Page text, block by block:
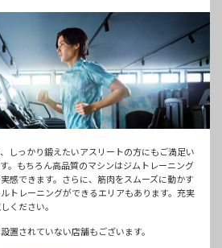
しっかり鍛えたいアスリートの方にもご満足い
。もちろん高品質のマシンはジムトレーニング
感できます。さらに、筋肉をスムーズに動かす
トレーニングができるエリアもあります。充実
ください。
置されていない店舗もございます。